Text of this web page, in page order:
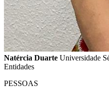
Natércia Duarte Universidade
Entidades
PESSOAS